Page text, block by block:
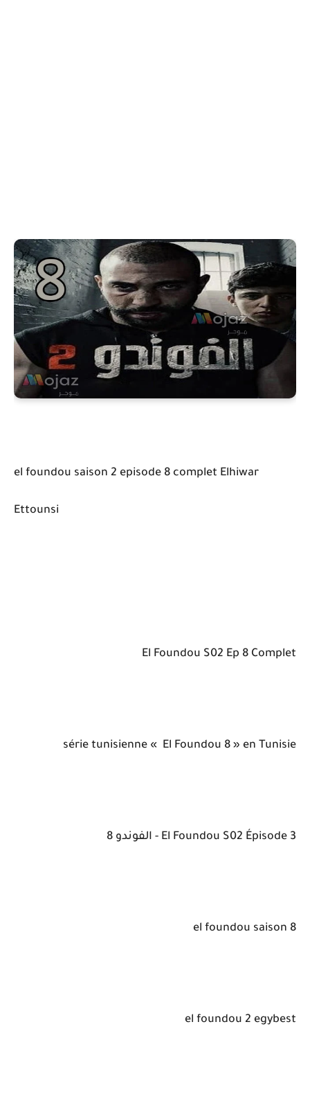
el foundou saison 2 episode 8 complet Elhiwar
Ettounsi
El Foundou S02 Ep 8 Complet
série tunisienne « El Foundou 8 » en Tunisie
El Foundou S02 Épisode 3 - الفوندو 8
el foundou saison 8
el foundou 2 egybest